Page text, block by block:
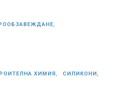
ХИМИЯ, СИЛИКОНИ,